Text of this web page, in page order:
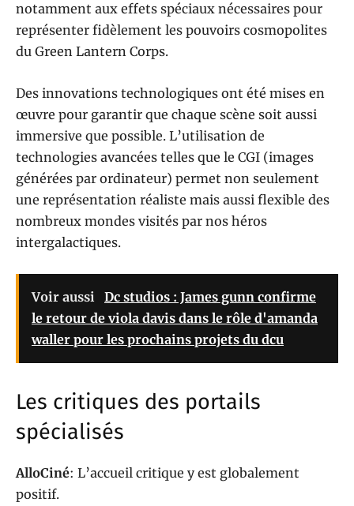
notamment aux effets spéciaux nécessaires pour
représenter fidèlement les pouvoirs cosmopolites
du Green Lantern Corps.
Des innovations technologiques ont été mises en
œuvre pour garantir que chaque scène soit aussi
immersive que possible. L’utilisation de
technologies avancées telles que le CGI (images
générées par ordinateur) permet non seulement
une représentation réaliste mais aussi flexible des
nombreux mondes visités par nos héros
intergalactiques.
Voir aussi Dc studios : James gunn confirme
le retour de viola davis dans le rôle d'amanda
waller pour les prochains projets du dcu
Les critiques des portails
spécialisés
AlloCiné: L’accueil critique y est globalement
positif.